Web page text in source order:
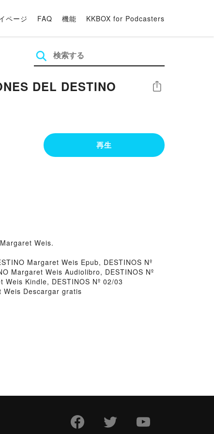
ページ FAQ 機能 KKBOX for Podcasters
DEL DESTINO シェア
再生
Weis.
Margaret Weis Epub, DESTINOS Nº
Margaret Weis Audiolibro, DESTINOS Nº
Weis Kindle, DESTINOS Nº 02/03
Weis Descargar gratis